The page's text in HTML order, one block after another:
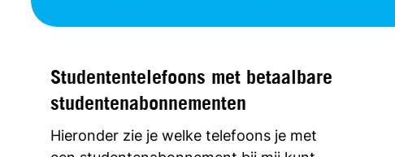
Studententelefoons met betaalbare
studentenabonnementen
Hieronder zie je welke telefoons je met